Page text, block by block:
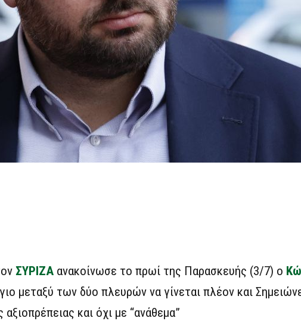
ΣΥΡΙΖΑ ανακοίνωσε το πρωί της Παρασκευής (3/7) ο
μεταξύ των δύο πλευρών να γίνεται πλέον και
και όχι με “ανάθεμα”